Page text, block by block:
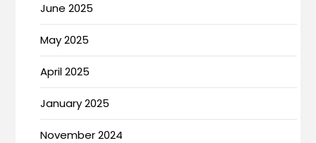
June 2025
May 2025
April 2025
January 2025
November 2024